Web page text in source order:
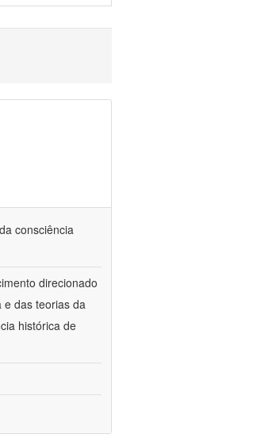
consciência
direcionado
e das teorias da
histórica de